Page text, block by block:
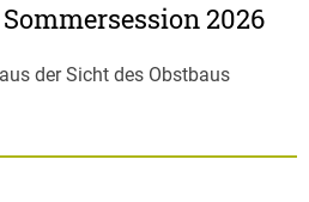
2026
der Sicht des Obstbaus